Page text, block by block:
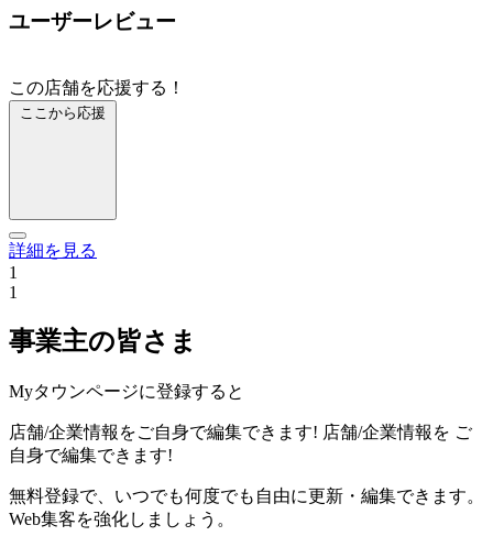
ユーザーレビュー
この店舗を応援する！
ここから応援
詳細を見る
1
1
事業主の皆さま
Myタウンページに登録すると
店舗/企業情報をご自身で編集できます! 店舗/企業情報を ご
自身で編集できます!
無料登録で、いつでも何度でも自由に更新・編集できます。
Web集客を強化しましょう。